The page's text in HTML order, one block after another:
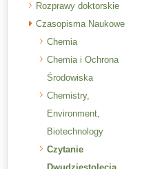
Rozprawy doktorskie
Czasopisma Naukowe
Chemia
Chemia i Ochrona
Środowiska
Chemistry,
Environment,
Biotechnology
Czytanie